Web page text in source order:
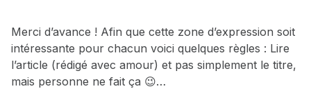
Merci d’avance ! Afin que cette zone d’expression soit
intéressante pour chacun voici quelques règles : Lire
l’article (rédigé avec amour) et pas simplement le titre,
mais personne ne fait ça 😉…
Skip back to main navigation